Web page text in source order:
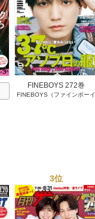
FINEBOYS 272巻
FINEBOYS（ファインボーイ
3位